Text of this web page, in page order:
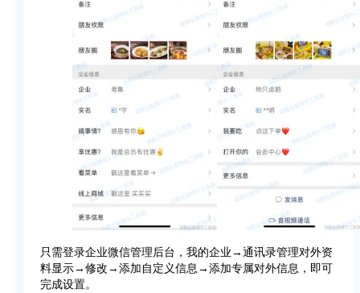
只需登录企业微信管理后台，我的企业→通讯录管理对外资
料显示→修改→添加自定义信息→添加专属对外信息，即可
完成设置。